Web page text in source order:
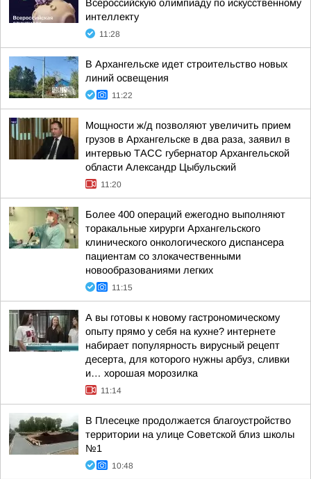
Всероссийскую олимпиаду по искусственному
интеллекту
11:28
В Архангельске идет строительство новых
линий освещения
11:22
Мощности ж/д позволяют увеличить прием
грузов в Архангельске в два раза, заявил в
интервью ТАСС губернатор Архангельской
области Александр Цыбульский
11:20
Более 400 операций ежегодно выполняют
торакальные хирурги Архангельского
клинического онкологического диспансера
пациентам со злокачественными
новообразованиями легких
11:15
А вы готовы к новому гастрономическому
опыту прямо у себя на кухне? интернете
набирает популярность вирусный рецепт
десерта, для которого нужны арбуз, сливки
и… хорошая морозилка
11:14
В Плесецке продолжается благоустройство
территории на улице Советской близ школы
№1
10:48